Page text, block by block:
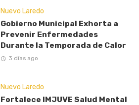
Nuevo Laredo
Gobierno Municipal Exhorta a
Prevenir Enfermedades
Durante la Temporada de Calor
3 días ago
Nuevo Laredo
Fortalece IMJUVE Salud Mental